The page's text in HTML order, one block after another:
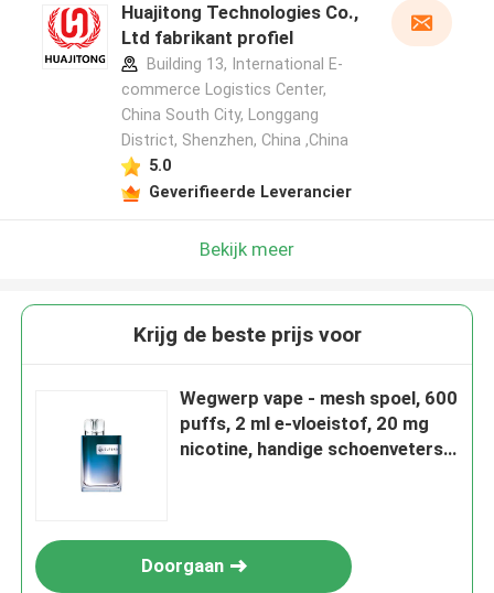
Huajitong Technologies Co.,
Ltd fabrikant profiel
Building 13, International E-
commerce Logistics Center,
China South City, Longgang
District, Shenzhen, China ,China
5.0
Geverifieerde Leverancier
Bekijk meer
Krijg de beste prijs voor
Wegwerp vape - mesh spoel, 600
puffs, 2 ml e-vloeistof, 20 mg
nicotine, handige schoenveters
Doorgaan